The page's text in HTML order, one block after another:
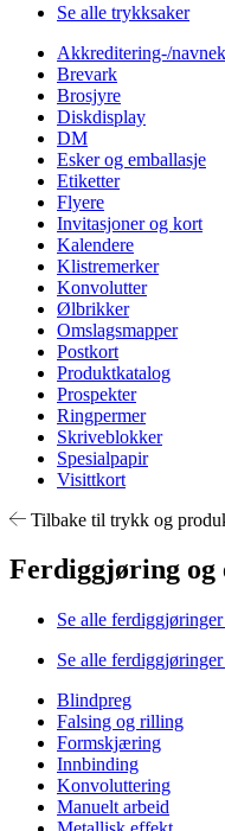
Se alle trykksaker
Akkreditering-/
Brevark
Brosjyre
Diskdisplay
DM
Esker og emballasje
Etiketter
Flyere
Invitasjoner og kort
Kalendere
Klistremerker
Konvolutter
Ølbrikker
Omslagsmapper
Postkort
Produktkatalog
Prospekter
Ringpermer
Skriveblokker
Spesialpapir
Visittkort
Tilbake til trykk og
Ferdiggjøring og
Se alle
Se alle
Blindpreg
Falsing og rilling
Formskjæring
Innbinding
Konvoluttering
Manuelt arbeid